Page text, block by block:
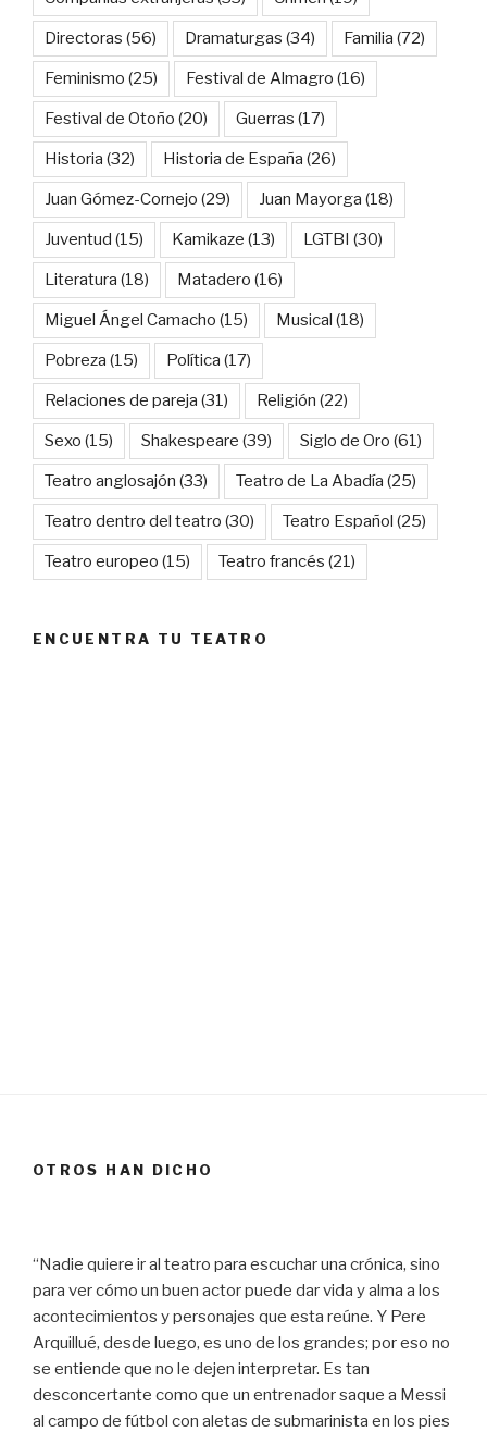
Directoras (56) Dramaturgas (34) Familia (72)
Feminismo (25) Festival de Almagro (16)
Festival de Otoño (20) Guerras (17)
Historia (32) Historia de España (26)
Juan Gómez-Cornejo (29) Juan Mayorga (18)
Juventud (15) Kamikaze (13) LGTBI (30)
Literatura (18) Matadero (16)
Miguel Ángel Camacho (15) Musical (18)
Pobreza (15) Política (17)
Relaciones de pareja (31) Religión (22)
Sexo (15) Shakespeare (39) Siglo de Oro (61)
Teatro anglosajón (33) Teatro de La Abadía (25)
Teatro dentro del teatro (30) Teatro Español (25)
Teatro europeo (15) Teatro francés (21)
ENCUENTRA TU TEATRO
OTROS HAN DICHO
“Nadie quiere ir al teatro para escuchar una crónica, sino
para ver cómo un buen actor puede dar vida y alma a los
acontecimientos y personajes que esta reúne. Y Pere
Arquillué, desde luego, es uno de los grandes; por eso no
se entiende que no le dejen interpretar. Es tan
desconcertante como que un entrenador saque a Messi
al campo de fútbol con aletas de submarinista en los pies